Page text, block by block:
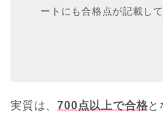
ートにも合格点が記載して
実質は、700点以上で合格と